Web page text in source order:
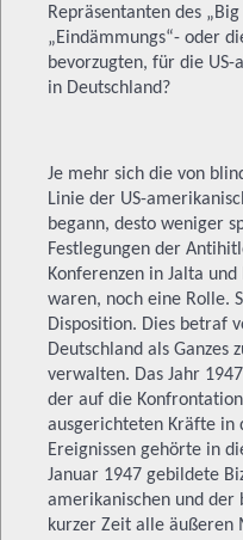
Repräsentanten des
„Eindämmungs“- oder
bevorzugten, für die
in Deutschland?
Je mehr sich die von
Linie der US-
begann, desto weniger
Festlegungen der
Konferenzen in Jalta
waren, noch eine Rolle.
Disposition. Dies betraf
Deutschland als Ganzes
verwalten. Das Jahr
der auf die
ausgerichteten Kräfte in
Ereignissen gehörte in
Januar 1947 gebildete
amerikanischen und der
kurzer Zeit alle äußeren